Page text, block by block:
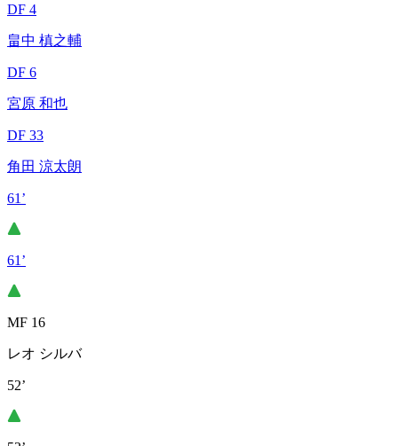
DF 4
畠中 槙之輔
DF 6
宮原 和也
DF 33
角田 涼太朗
61’
61’
MF 16
レオ シルバ
52’